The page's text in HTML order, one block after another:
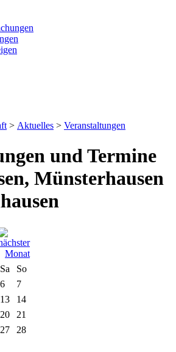
> Aktuelles > Veranstaltungen
und Termine
Münsterhausen
Sa
So
6
7
13
14
20
21
27
28